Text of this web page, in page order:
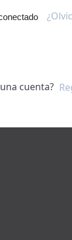
cuenta?